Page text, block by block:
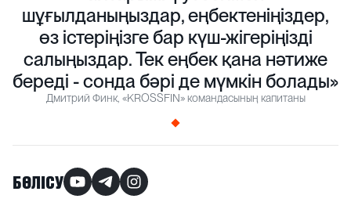
шұғылданыңыздар, еңбектеніңіздер,
өз істеріңізге бар күш-жігеріңізді
салыңыздар. Тек еңбек қана нәтиже
береді - сонда бәрі де мүмкін болады»
Дмитрий Финк, «KROSSFIN» командасының капитаны
БӨЛІСУ